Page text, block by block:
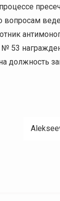
вопросам
№ 53
должность